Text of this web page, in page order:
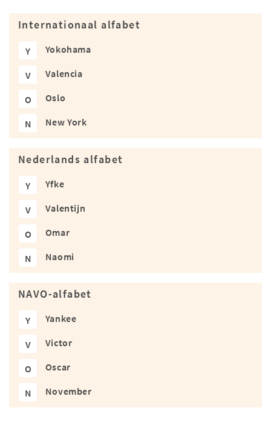
Internationaal alfabet
Y Yokohama
V Valencia
O Oslo
N New York
Nederlands alfabet
Y Yfke
V Valentijn
O Omar
N Naomi
NAVO-alfabet
Y Yankee
V Victor
O Oscar
N November